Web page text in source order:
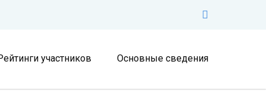
участников Основные сведения